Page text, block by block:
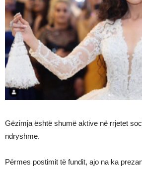
Gëzimja është shumë aktive në rrjetet
ndryshme.
Përmes postimit të fundit, ajo na ka